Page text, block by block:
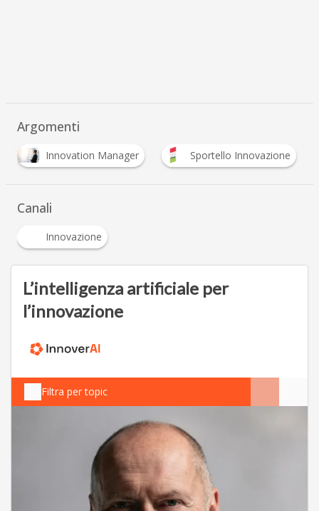
Argomenti
Innovation Manager Sportello Innovazione
Canali
Innovazione
L’intelligenza artificiale per
l’innovazione
Filtra per topic